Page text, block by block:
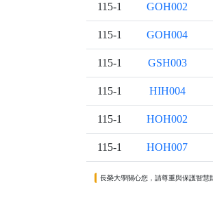
115-1 GOH002
115-1 GOH004
115-1 GSH003
115-1 HIH004
115-1 HOH002
115-1 HOH007
長榮大學關心您，請尊重與保護智慧